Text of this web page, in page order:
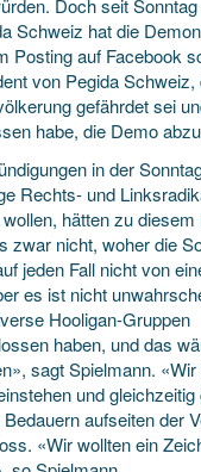
Doch seit
Schweiz hat die
Posting auf Facebook
von Pegida Schweiz,
gefährdet sei
habe, die Demo
in der
Rechts- und
hätten zu
zwar nicht, woher die
jeden Fall nicht von
es ist nicht
Hooligan-Gruppen
haben, und das
sagt Spielmann.
und gleichzeitig
aufseiten der
«Wir wollten ein